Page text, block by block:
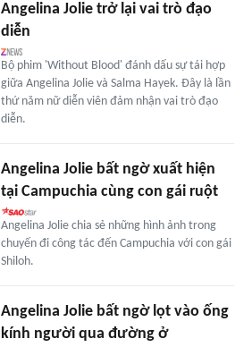
Angelina Jolie trở lại vai trò đạo
diễn
Bộ phim 'Without Blood' đánh dấu sự tái hợp
giữa Angelina Jolie và Salma Hayek. Đây là lần
thứ năm nữ diễn viên đảm nhận vai trò đạo
diễn.
Angelina Jolie bất ngờ xuất hiện
tại Campuchia cùng con gái ruột
Angelina Jolie chia sẻ những hình ảnh trong
chuyến đi công tác đến Campuchia với con gái
Shiloh.
Angelina Jolie bất ngờ lọt vào ống
kính người qua đường ở